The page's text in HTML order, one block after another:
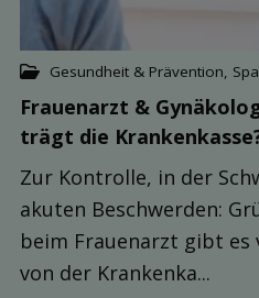
Gesundheit & Prävention
Frauenarzt &
trägt die
Zur Kontrolle, in der
akuten Beschwerden:
beim Frauenarzt gibt es
von der Krankenka...